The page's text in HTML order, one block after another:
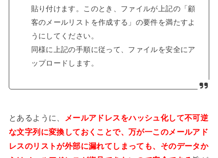
貼り付けます。このとき、ファイルが上記の「顧
客のメールリストを作成する」の要件を満たすよ
うにしてください。
同様に上記の手順に従って、ファイルを安全にア
ップロードします。
とあるように、
メールアドレスをハッシュ化して不可逆
な文字列に変換しておくことで、万が一このメールアド
レスのリストが外部に漏れてしまっても、そのデータか